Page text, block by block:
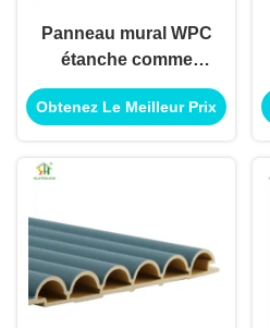
Panneau mural WPC
étanche comme
application de
matériau de
Obtenez Le Meilleur Prix